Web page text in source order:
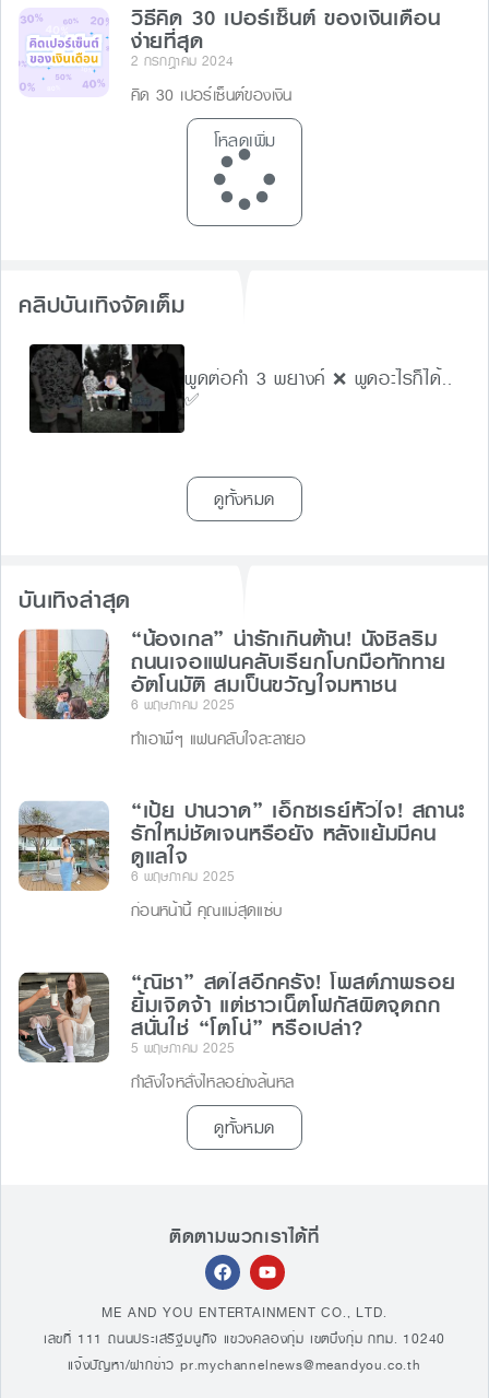
วิธีคิด 30 เปอร์เซ็นต์ ของเงินเดือน
ง่ายที่สุด
2 กรกฎาคม 2024
คิด 30 เปอร์เซ็นต์ของเงิน
โหลดเพิ่ม
คลิปบันเทิงจัดเต็ม
พูดต่อคำ 3 พยางค์ ❌ พูดอะไรก็ได้..
✅
ดูทั้งหมด
บันเทิงล่าสุด
“น้องเกล” น่ารักเกินต้าน! นั่งชิลริม
ถนนเจอแฟนคลับเรียกโบกมือทักทาย
อัตโนมัติ สมเป็นขวัญใจมหาชน
6 พฤษภาคม 2025
ทำเอาพี่ๆ แฟนคลับใจละลายอ
“เป้ย ปานวาด” เอ็กซเรย์หัวใจ! สถานะ
รักใหม่ชัดเจนหรือยัง หลังแย้มมีคน
ดูแลใจ
6 พฤษภาคม 2025
ก่อนหน้านี้ คุณแม่สุดแซ่บ
“ณิชา” สดใสอีกครั้ง! โพสต์ภาพรอย
ยิ้มเจิดจ้า แต่ชาวเน็ตโฟกัสผิดจุดถก
สนั่นใช่ “โตโน่” หรือเปล่า?
5 พฤษภาคม 2025
กำลังใจหลั่งไหลอย่างล้นหล
ดูทั้งหมด
ติดตามพวกเราได้ที่
ME AND YOU ENTERTAINMENT CO., LTD.
เลขที่ 111 ถนนประเสริฐมนูกิจ แขวงคลองกุ่ม เขตบึงกุ่ม กทม. 10240
แจ้งปัญหา/ฝากข่าวpr.mychannelnews@meandyou.co.th